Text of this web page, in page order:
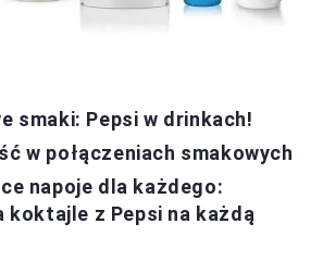
smaki: Pepsi w drinkach!
w połączeniach smakowych
napoje dla każdego:
koktajle z Pepsi na każdą